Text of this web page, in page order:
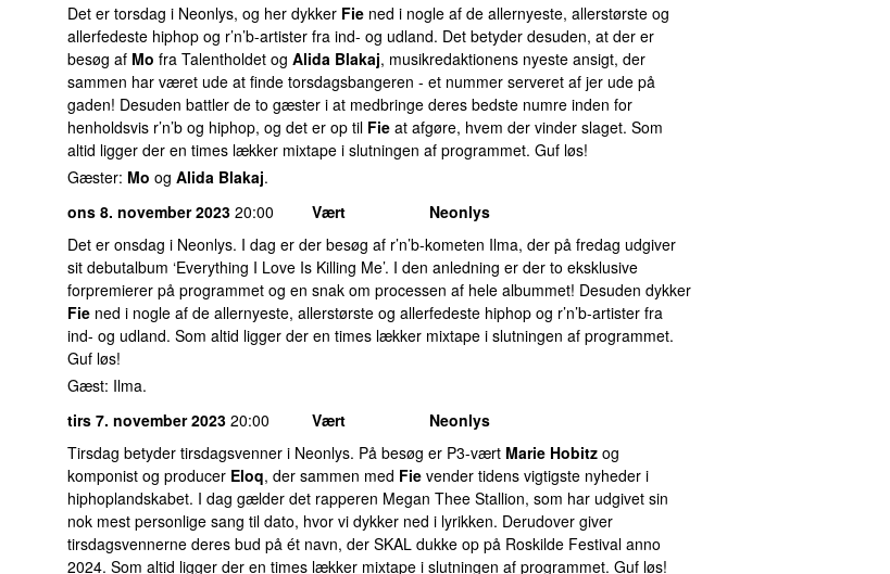
Det er torsdag i Neonlys, og her dykker Fie ned i nogle af de allernyeste, allerstørste og
allerfedeste hiphop og r’n’b-artister fra ind- og udland. Det betyder desuden, at der er
besøg af Mo fra Talentholdet og Alida Blakaj, musikredaktionens nyeste ansigt, der
sammen har været ude at finde torsdagsbangeren - et nummer serveret af jer ude på
gaden! Desuden battler de to gæster i at medbringe deres bedste numre inden for
henholdsvis r’n’b og hiphop, og det er op til Fie at afgøre, hvem der vinder slaget. Som
altid ligger der en times lækker mixtape i slutningen af programmet. Guf løs!
Gæster: Mo og Alida Blakaj.
ons 8. november 2023 20:00 Vært
Neonlys
Det er onsdag i Neonlys. I dag er der besøg af r’n’b-kometen Ilma, der på fredag udgiver
sit debutalbum ‘Everything I Love Is Killing Me’. I den anledning er der to eksklusive
forpremierer på programmet og en snak om processen af hele albummet! Desuden dykker
Fie ned i nogle af de allernyeste, allerstørste og allerfedeste hiphop og r’n’b-artister fra
ind- og udland. Som altid ligger der en times lækker mixtape i slutningen af programmet.
Guf løs!
Gæst: Ilma.
tirs 7. november 2023 20:00 Vært
Neonlys
Tirsdag betyder tirsdagsvenner i Neonlys. På besøg er P3-vært Marie Hobitz og
komponist og producer Eloq, der sammen med Fie vender tidens vigtigste nyheder i
hiphoplandskabet. I dag gælder det rapperen Megan Thee Stallion, som har udgivet sin
nok mest personlige sang til dato, hvor vi dykker ned i lyrikken. Derudover giver
tirsdagsvennerne deres bud på ét navn, der SKAL dukke op på Roskilde Festival anno
2024. Som altid ligger der en times lækker mixtape i slutningen af programmet. Guf løs!